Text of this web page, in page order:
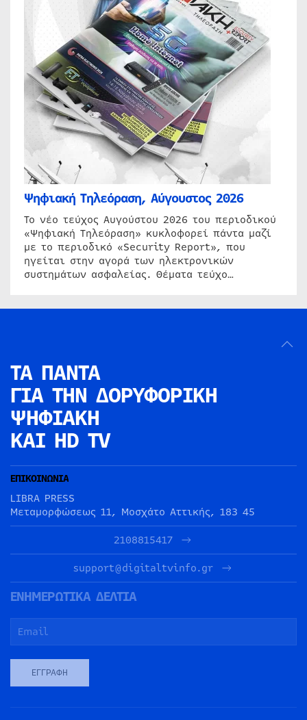
Ψηφιακή Τηλεόραση, Αύγουστος 2026
Το νέο τεύχος Αυγούστου 2026 του περιοδικού
«Ψηφιακή Τηλεόραση» κυκλοφορεί πάντα μαζί
με το περιοδικό «Security Report», που
ηγείται στην αγορά των ηλεκτρονικών
συστημάτων ασφαλείας. Θέματα τεύχο…
ΤΑ ΠΑΝΤΑ
ΓΙΑ ΤΗΝ ΔΟΡΥΦΟΡΙΚΗ
ΨΗΦΙΑΚΗ
ΚΑΙ HD TV
ΕΠΙΚΟΙΝΩΝΙΑ
LIBRA PRESS
Μεταμορφώσεως 11, Μοσχάτο Αττικής, 183 45
2108815417
support@digitaltvinfo.gr
ΕΝΗΜΕΡΩΤΙΚΑ ΔΕΛΤΙΑ
ΕΓΓΡΑΦΉ